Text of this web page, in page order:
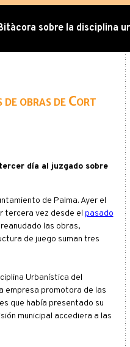
sobre la disciplina
obras de Cort
día al juzgado sobre
de Palma. Ayer el
tercera vez desde el pasado
las obras,
de juego suman tres
Urbanística del
empresa promotora de las
que había presentado su
municipal accediera a las